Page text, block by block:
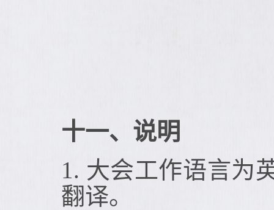
十一、说明
1. 大会工作语言为
翻译。